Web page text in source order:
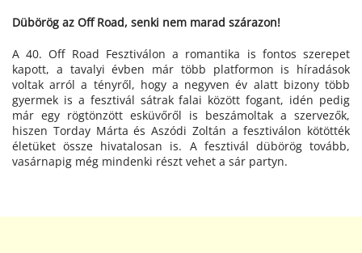
Dübörög az Off Road, senki nem marad szárazon!
A 40. Off Road Fesztiválon a romantika is fontos szerepet
kapott, a tavalyi évben már több platformon is híradások
voltak arról a tényről, hogy a negyven év alatt bizony több
gyermek is a fesztivál sátrak falai között fogant, idén pedig
már egy rögtönzött esküvőről is beszámoltak a szervezők,
hiszen Torday Márta és Aszódi Zoltán a fesztiválon kötötték
életüket össze hivatalosan is. A fesztivál dübörög tovább,
vasárnapig még mindenki részt vehet a sár partyn.